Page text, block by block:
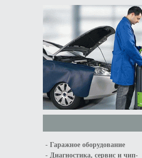
- Гаражное оборудование
- Диагностика, сервис и чип-